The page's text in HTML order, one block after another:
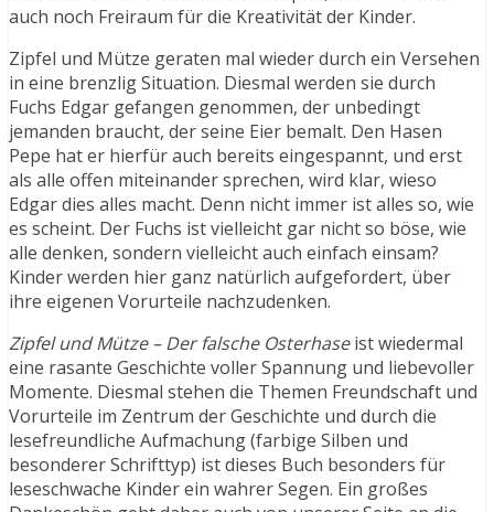
auch noch Freiraum für die Kreativität der Kinder.
Zipfel und Mütze geraten mal wieder durch ein Versehen
in eine brenzlig Situation. Diesmal werden sie durch
Fuchs Edgar gefangen genommen, der unbedingt
jemanden braucht, der seine Eier bemalt. Den Hasen
Pepe hat er hierfür auch bereits eingespannt, und erst
als alle offen miteinander sprechen, wird klar, wieso
Edgar dies alles macht. Denn nicht immer ist alles so, wie
es scheint. Der Fuchs ist vielleicht gar nicht so böse, wie
alle denken, sondern vielleicht auch einfach einsam?
Kinder werden hier ganz natürlich aufgefordert, über
ihre eigenen Vorurteile nachzudenken.
Zipfel und Mütze – Der falsche Osterhaseist wiedermal
eine rasante Geschichte voller Spannung und liebevoller
Momente. Diesmal stehen die Themen Freundschaft und
Vorurteile im Zentrum der Geschichte und durch die
lesefreundliche Aufmachung (farbige Silben und
besonderer Schrifttyp) ist dieses Buch besonders für
leseschwache Kinder ein wahrer Segen. Ein großes